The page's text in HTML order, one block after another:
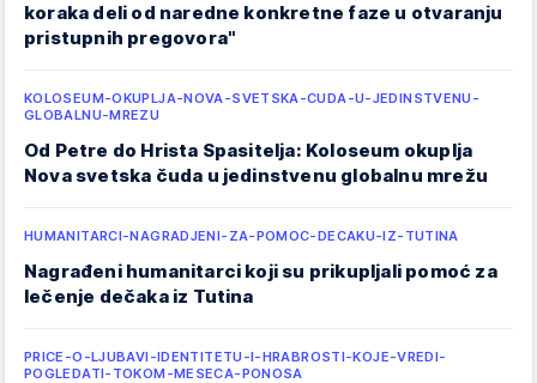
koraka deli od naredne konkretne faze u otvaranju
pristupnih pregovora"
KOLOSEUM-OKUPLJA-NOVA-SVETSKA-CUDA-U-JEDINSTVENU-
GLOBALNU-MREZU
Od Petre do Hrista Spasitelja: Koloseum okuplja
Nova svetska čuda u jedinstvenu globalnu mrežu
HUMANITARCI-NAGRADJENI-ZA-POMOC-DECAKU-IZ-TUTINA
Nagrađeni humanitarci koji su prikupljali pomoć za
lečenje dečaka iz Tutina
PRICE-O-LJUBAVI-IDENTITETU-I-HRABROSTI-KOJE-VREDI-
POGLEDATI-TOKOM-MESECA-PONOSA